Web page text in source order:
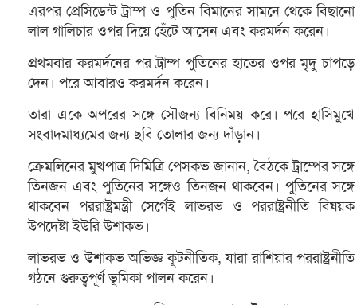
এরপর প্রেসিডেন্ট ট্রাম্প ও পুতিন বিমানের সামনে থেকে বিছানো
লাল গালিচার ওপর দিয়ে হেঁটে আসেন এবং করমর্দন করেন।
প্রথমবার করমর্দনের পর ট্রাম্প পুতিনের হাতের ওপর মৃদু চাপড়ে
দেন। পরে আবারও করমর্দন করেন।
তারা একে অপরের সঙ্গে সৌজন্য বিনিময় করে। পরে হাসিমুখে
সংবাদমাধ্যমের জন্য ছবি তোলার জন্য দাঁড়ান।
ক্রেমলিনের মুখপাত্র দিমিত্রি পেসকভ জানান, বৈঠকে ট্রাম্পের সঙ্গে
তিনজন এবং পুতিনের সঙ্গেও তিনজন থাকবেন। পুতিনের সঙ্গে
থাকবেন পররাষ্ট্রমন্ত্রী সের্গেই লাভরভ ও পররাষ্ট্রনীতি বিষয়ক
উপদেষ্টা ইউরি উশাকভ।
লাভরভ ও উশাকভ অভিজ্ঞ কূটনীতিক, যারা রাশিয়ার পররাষ্ট্রনীতি
গঠনে গুরুত্বপূর্ণ ভূমিকা পালন করেন।